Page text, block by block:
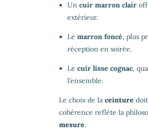
Un cuir marron clair
extérieur.
Le marron foncé, plus
réception en soirée.
Le cuir lisse cognac,
l’ensemble.
Le choix de la ceinture
cohérence reflète la
mesure.